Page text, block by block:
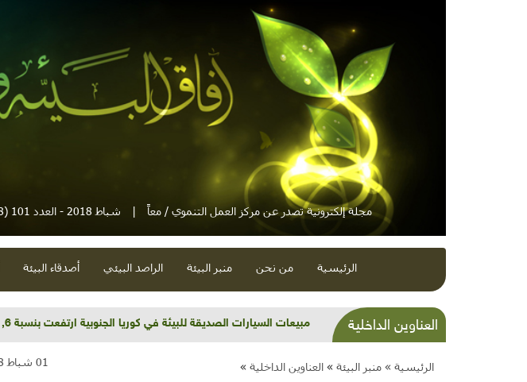
مجلة إلكترونية تصدر عن مركز العمل التنموي / معاً | شباط 2018 - العدد 101 (2018-02-01)
الرئيسية من نحن منبر البيئة الراصد البيئي أصدقاء البيئة
العناوين الداخلية قراءة في كتاب: التغير المناخي "الحقائق 2017"
الرئيسية » منبر البيئة » العناوين الداخلية » 01 شباط 2018